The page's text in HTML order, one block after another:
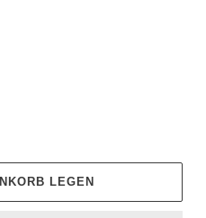
LEGEN